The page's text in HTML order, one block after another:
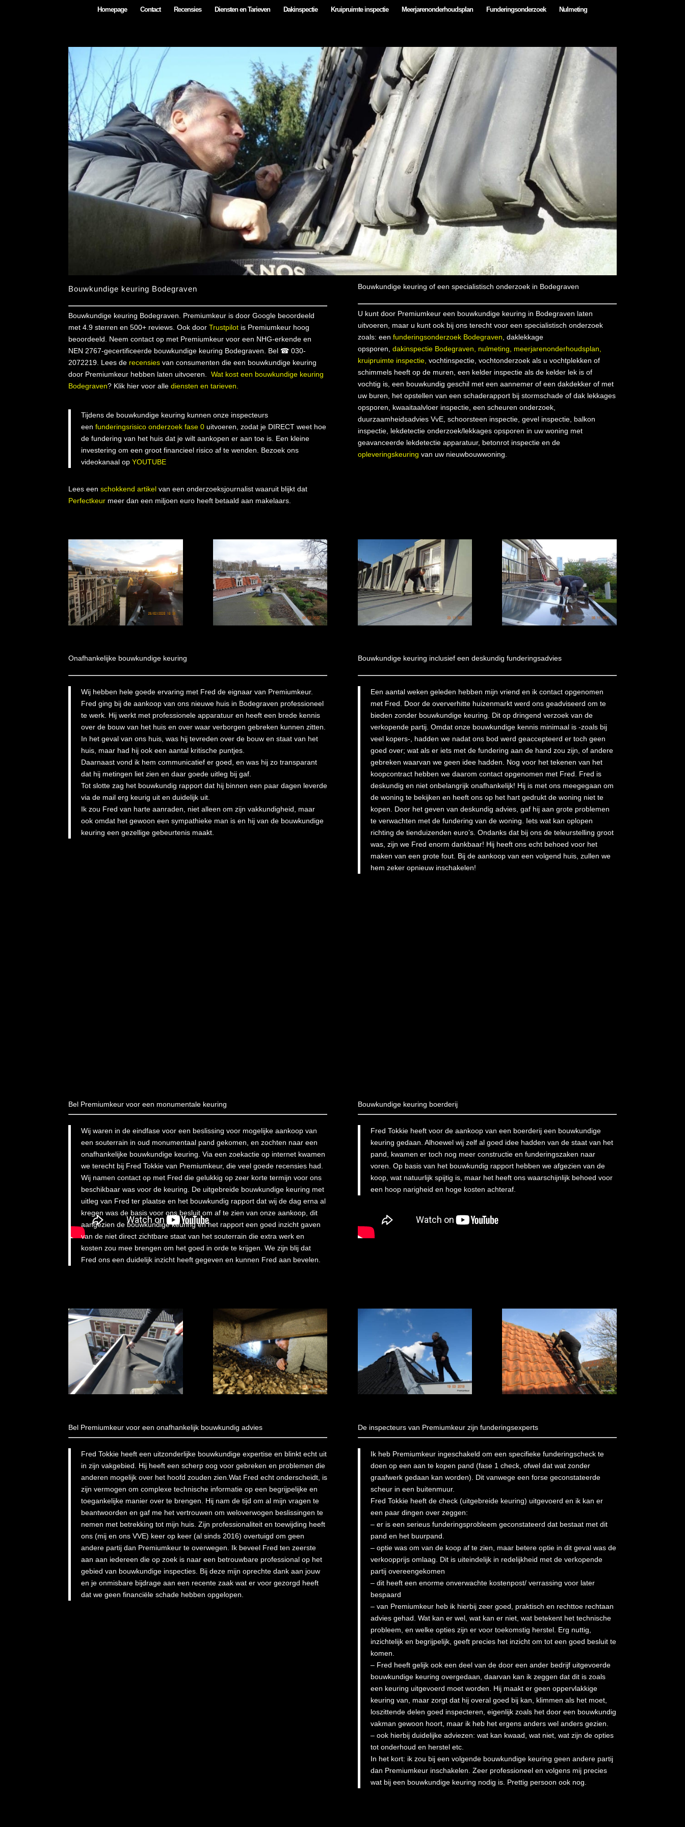
Homepage Contact Recensies Diensten en Tarieven Dakinspectie Kruipruimte inspectie Meerjarenonderhoudsplan Funderingsonderzoek Nulmeting
Bouwkundige keuring Bodegraven
Bouwkundige keuring Bodegraven. Premiumkeur is door Google beoordeeld
met 4.9 sterren en 500+ reviews. Ook doorTrustpilot is Premiumkeur hoog
beoordeeld. Neem contact op met Premiumkeur voor een NHG-erkende en
NEN 2767-gecertificeerde bouwkundige keuring Bodegraven. Bel ☎ 030-
2072219. Lees de recensies van consumenten die een bouwkundige keuring
door Premiumkeur hebben laten uitvoeren.Wat kost een bouwkundige keuring
Bodegraven? Klik hier voor allediensten en tarieven.
Tijdens de bouwkundige keuring kunnen onze inspecteurs
eenfunderingsrisico onderzoek fase 0uitvoeren, zodat je DIRECT weet hoe
de fundering van het huis dat je wilt aankopen er aan toe is. Een kleine
investering om een groot financieel risico af te wenden. Bezoek ons
videokanaal opYOUTUBE
Lees eenschokkend artikel van een onderzoeksjournalist waaruit blijkt dat
Perfectkeur meer dan een miljoen euro heeft betaald aan makelaars.
Bouwkundige keuring of een specialistisch onderzoek in Bodegraven
U kunt door Premiumkeur een bouwkundige keuring in Bodegraven laten
uitvoeren, maar u kunt ook bij ons terecht voor een specialistisch onderzoek
zoals: een funderingsonderzoek Bodegraven, daklekkage
opsporen, dakinspectie Bodegraven, nulmeting, meerjarenonderhoudsplan,
kruipruimte inspectie, vochtinspectie, vochtonderzoek als u vochtplekken of
schimmels heeft op de muren, een kelder inspectie als de kelder lek is of
vochtig is, een bouwkundig geschil met een aannemer of een dakdekker of met
uw buren, het opstellen van een schaderapport bij stormschade of dak lekkages
opsporen, kwaaitaalvloer inspectie, een scheuren onderzoek,
duurzaamheidsadvies VvE, schoorsteen inspectie, gevel inspectie, balkon
inspectie, lekdetectie onderzoek/lekkages opsporen in uw woning met
geavanceerde lekdetectie apparatuur, betonrot inspectie en de
opleveringskeuring van uw nieuwbouwwoning.
Onafhankelijke bouwkundige keuring
Wij hebben hele goede ervaring met Fred de eignaar van Premiumkeur.
Fred ging bij de aankoop van ons nieuwe huis in Bodegraven professioneel
te werk. Hij werkt met professionele apparatuur en heeft een brede kennis
over de bouw van het huis en over waar verborgen gebreken kunnen zitten.
In het geval van ons huis, was hij tevreden over de bouw en staat van het
huis, maar had hij ook een aantal kritische puntjes.
Daarnaast vond ik hem communicatief er goed, en was hij zo transparant
dat hij metingen liet zien en daar goede uitleg bij gaf.
Tot slotte zag het bouwkundig rapport dat hij binnen een paar dagen leverde
via de mail erg keurig uit en duidelijk uit.
Ik zou Fred van harte aanraden, niet alleen om zijn vakkundigheid, maar
ook omdat het gewoon een sympathieke man is en hij van de bouwkundige
keuring een gezellige gebeurtenis maakt.
Bouwkundige keuring inclusief een deskundig funderingsadvies
Een aantal weken geleden hebben mijn vriend en ik contact opgenomen
met Fred. Door de oververhitte huizenmarkt werd ons geadviseerd om te
bieden zonder bouwkundige keuring. Dit op dringend verzoek van de
verkopende partij. Omdat onze bouwkundige kennis minimaal is -zoals bij
veel kopers-, hadden we nadat ons bod werd geaccepteerd er toch geen
goed over; wat als er iets met de fundering aan de hand zou zijn, of andere
gebreken waarvan we geen idee hadden. Nog voor het tekenen van het
koopcontract hebben we daarom contact opgenomen met Fred. Fred is
deskundig en niet onbelangrijk onafhankelijk! Hij is met ons meegegaan om
de woning te bekijken en heeft ons op het hart gedrukt de woning niet te
kopen. Door het geven van deskundig advies, gaf hij aan grote problemen
te verwachten met de fundering van de woning. Iets wat kan oplopen
richting de tienduizenden euro’s. Ondanks dat bij ons de teleurstelling groot
was, zijn we Fred enorm dankbaar! Hij heeft ons echt behoed voor het
maken van een grote fout. Bij de aankoop van een volgend huis, zullen we
hem zeker opnieuw inschakelen!
Bel Premiumkeur voor een monumentale keuring
Wij waren in de eindfase voor een beslissing voor mogelijke aankoop van
een souterrain in oud monumentaal pand gekomen, en zochten naar een
onafhankelijke bouwkundige keuring. Via een zoekactie op internet kwamen
we terecht bij Fred Tokkie van Premiumkeur, die veel goede recensies had.
Wij namen contact op met Fred die gelukkig op zeer korte termijn voor ons
beschikbaar was voor de keuring. De uitgebreide bouwkundige keuring met
uitleg van Fred ter plaatse en het bouwkundig rapport dat wij de dag erna al
kregen was de basis voor ons besluit om af te zien van onze aankoop, dit
aangezien de bouwkundige keuring en het rapport een goed inzicht gaven
van de niet direct zichtbare staat van het souterrain die extra werk en
kosten zou mee brengen om het goed in orde te krijgen. We zijn blij dat
Fred ons een duidelijk inzicht heeft gegeven en kunnen Fred aan bevelen.
Bouwkundige keuring boerderij
Fred Tokkie heeft voor de aankoop van een boerderij een bouwkundige
keuring gedaan. Alhoewel wij zelf al goed idee hadden van de staat van het
pand, kwamen er toch nog meer constructie en funderingszaken naar
voren. Op basis van het bouwkundig rapport hebben we afgezien van de
koop, wat natuurlijk spijtig is, maar het heeft ons waarschijnlijk behoed voor
een hoop narigheid en hoge kosten achteraf.
Bel Premiumkeur voor een onafhankelijk bouwkundig advies
Fred Tokkie heeft een uitzonderlijke bouwkundige expertise en blinkt echt uit
in zijn vakgebied. Hij heeft een scherp oog voor gebreken en problemen die
anderen mogelijk over het hoofd zouden zien.Wat Fred echt onderscheidt, is
zijn vermogen om complexe technische informatie op een begrijpelijke en
toegankelijke manier over te brengen. Hij nam de tijd om al mijn vragen te
beantwoorden en gaf me het vertrouwen om weloverwogen beslissingen te
nemen met betrekking tot mijn huis. Zijn professionaliteit en toewijding heeft
ons (mij en ons VVE) keer op keer (al sinds 2016) overtuigd om geen
andere partij dan Premiumkeur te overwegen. Ik beveel Fred ten zeerste
aan aan iedereen die op zoek is naar een betrouwbare professional op het
gebied van bouwkundige inspecties. Bij deze mijn oprechte dank aan jouw
en je onmisbare bijdrage aan een recente zaak wat er voor gezorgd heeft
dat we geen financiële schade hebben opgelopen.
De inspecteurs van Premiumkeur zijn funderingsexperts
Ik heb Premiumkeur ingeschakeld om een specifieke funderingscheck te
doen op een aan te kopen pand (fase 1 check, ofwel dat wat zonder
graafwerk gedaan kan worden). Dit vanwege een forse geconstateerde
scheur in een buitenmuur.
Fred Tokkie heeft de check (uitgebreide keuring) uitgevoerd en ik kan er
een paar dingen over zeggen:
– er is een serieus funderingsprobleem geconstateerd dat bestaat met dit
pand en het buurpand.
– optie was om van de koop af te zien, maar betere optie in dit geval was de
verkoopprijs omlaag. Dit is uiteindelijk in redelijkheid met de verkopende
partij overeengekomen
– dit heeft een enorme onverwachte kostenpost/ verrassing voor later
bespaard
– van Premiumkeur heb ik hierbij zeer goed, praktisch en rechttoe rechtaan
advies gehad. Wat kan er wel, wat kan er niet, wat betekent het technische
probleem, en welke opties zijn er voor toekomstig herstel. Erg nuttig,
inzichtelijk en begrijpelijk, geeft precies het inzicht om tot een goed besluit te
komen.
– Fred heeft gelijk ook een deel van de door een ander bedrijf uitgevoerde
bouwkundige keuring overgedaan, daarvan kan ik zeggen dat dit is zoals
een keuring uitgevoerd moet worden. Hij maakt er geen oppervlakkige
keuring van, maar zorgt dat hij overal goed bij kan, klimmen als het moet,
loszittende delen goed inspecteren, eigenlijk zoals het door een bouwkundig
vakman gewoon hoort, maar ik heb het ergens anders wel anders gezien.
– ook hierbij duidelijke adviezen: wat kan kwaad, wat niet, wat zijn de opties
tot onderhoud en herstel etc.
In het kort: ik zou bij een volgende bouwkundige keuring geen andere partij
dan Premiumkeur inschakelen. Zeer professioneel en volgens mij precies
wat bij een bouwkundige keuring nodig is. Prettig persoon ook nog.